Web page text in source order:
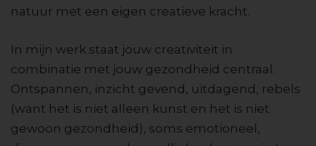
natuur met een eigen creatieve kracht.
In mijn werk staat jouw creativiteit in
combinatie met jouw gezondheid centraal.
Ontspannen, inzicht gevend, uitdagend, rebels
(want het is niet alleen kunst en het is niet
gewoon gezondheid), soms emotioneel,